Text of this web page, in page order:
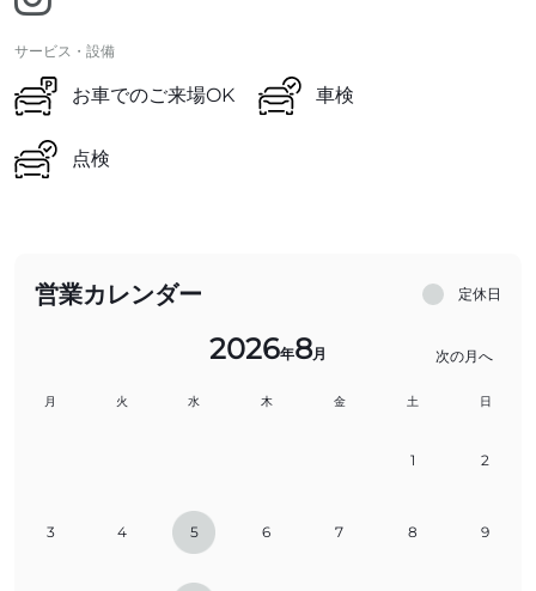
サービス・設備
お車でのご来場OK 車検
点検
営業カレンダー 定休日
2026年8月 次の月へ
月 火 水 木 金 土 日
1 2
3 4 5 6 7 8 9